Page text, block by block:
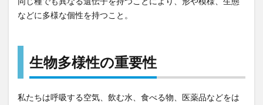
絶
滅、
生育
地の
減
などに多様な個性を持つこと。
生物多様性の重要性
私たちは呼吸する空気、飲む水、食べる物、医薬品などをは